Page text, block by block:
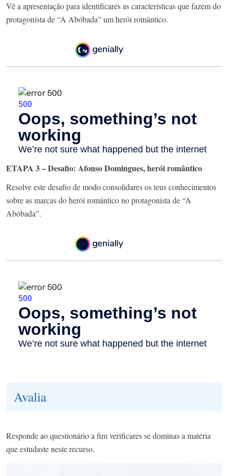
Vê a apresentação para identificares as características que fazem do
protagonista de “A Abóbada” um herói romântico.
ETAPA 3 – Desafio: Afonso Domingues, herói romântico
Resolve este desafio de modo consolidares os teus conhecimentos
sobre as marcas do herói romântico no protagonista de “A
Abóbada”.
Avalia
Responde ao questionário a fim verificares se dominas a matéria
que estudaste neste recurso.